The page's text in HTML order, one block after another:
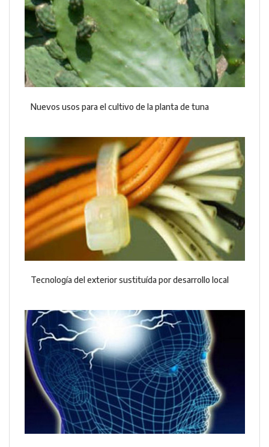
Nuevos usos para el cultivo de la planta de tuna
Tecnología del exterior sustituída por desarrollo local